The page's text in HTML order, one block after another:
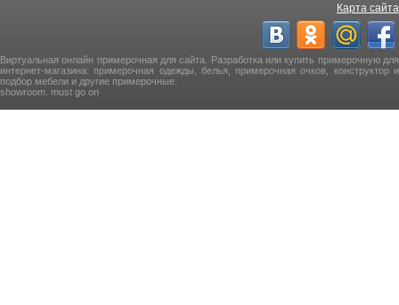
Карта сайта
Виртуальная онлайн примерочная для сайта. Разработка или купить примерочную для
интернет-магазина: примерочная одежды, белья, примерочная очков, конструктор и
подбор мебели и другие примерочные.
showroom. must go on